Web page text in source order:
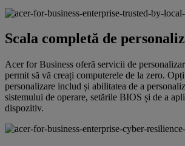
Scala completă de
Acer for Business oferă servicii de
permit să vă creați computerele de la zero.
personalizare includ și abilitatea de a
sistemului de operare, setările BIOS și de a
dispozitiv.